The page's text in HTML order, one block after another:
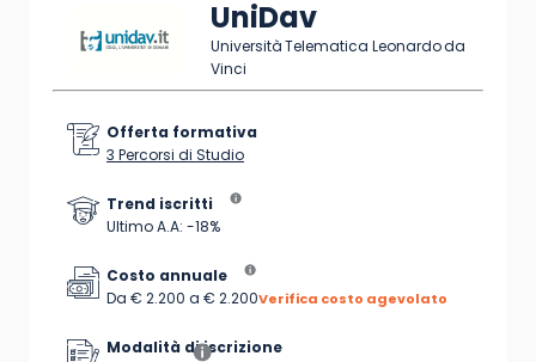
UniDav
Università Telematica Leonardo da
Vinci
Offerta formativa
3 Percorsi di Studio
Trend iscritti
Ultimo A.A: -18%
Costo annuale
Da € 2.200 a € 2.200Verifica costo agevolato
Modalità di iscrizione